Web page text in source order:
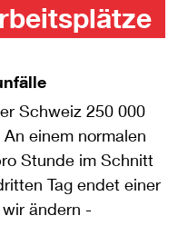
Schweiz 250 000
einem normalen
Stunde im Schnitt
Tag endet einer
ändern -